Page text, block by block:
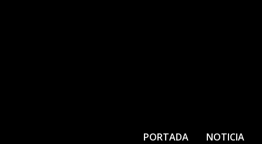
PORTADA NOTICIA